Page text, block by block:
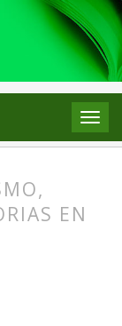
del ecologismo,
EN